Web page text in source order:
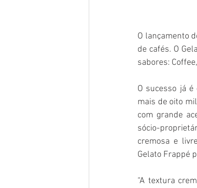
O lançamento
de cafés. O
sabores:
O sucesso já
mais de oito
com grande
sócio-
cremosa e
Gelato Frappé
“A textura